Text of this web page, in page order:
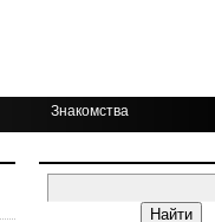
Знакомства